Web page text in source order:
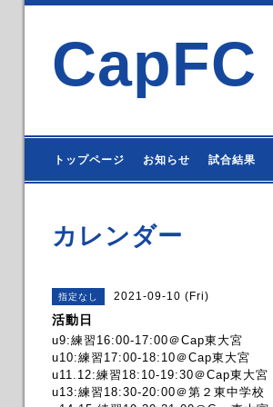
CapFC
トップページ お知らせ 試合結果
カレンダー
指定なし 2021-09-10 (Fri)
活動日
u9:練習16:00-17:00＠Cap東大宮
u10:練習17:00-18:10＠Cap東大宮
u11.12:練習18:10-19:30＠Cap東大宮
u13:練習18:30-20:00＠第２東中学校